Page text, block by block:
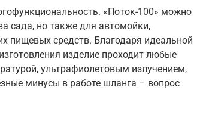
«Поток-100» можно
сада, но также для автомойки,
пищевых средств. Благодаря идеальной
изделие проходит любые
ультрафиолетовым излучением,
минусы в работе шланга – вопрос